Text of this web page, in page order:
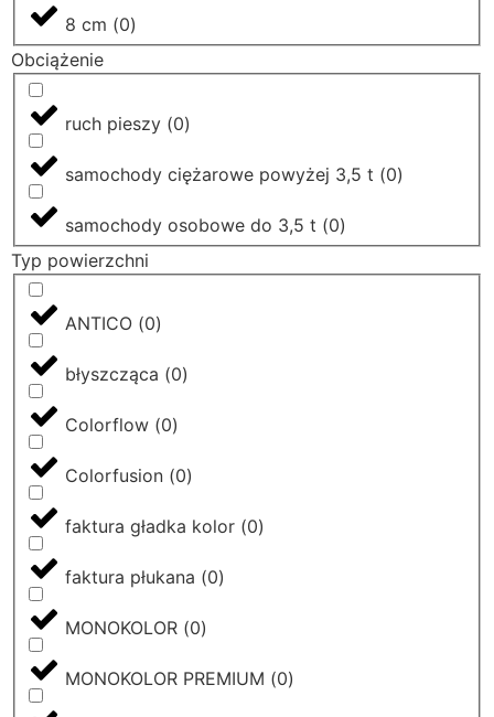
8 cm (0)
Obciążenie
ruch pieszy (0)
samochody ciężarowe powyżej 3,5 t (0)
samochody osobowe do 3,5 t (0)
Typ powierzchni
ANTICO (0)
błyszcząca (0)
Colorflow (0)
Colorfusion (0)
faktura gładka kolor (0)
faktura płukana (0)
MONOKOLOR (0)
MONOKOLOR PREMIUM (0)